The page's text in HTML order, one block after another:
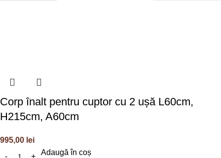
Corp înalt pentru cuptor cu 2 ușă L60cm,
H215cm, A60cm
995,00 lei
Adaugă în coș